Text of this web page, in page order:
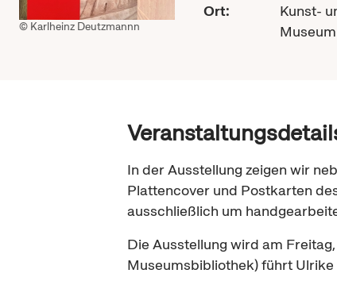
© Karlheinz Deutzmannn
Ort:
Kunst-
In der Ausstellung zeigen wir
Plattencover und Postkarten
ausschließlich um
Die Ausstellung wird am
Museumsbibliothek) führt